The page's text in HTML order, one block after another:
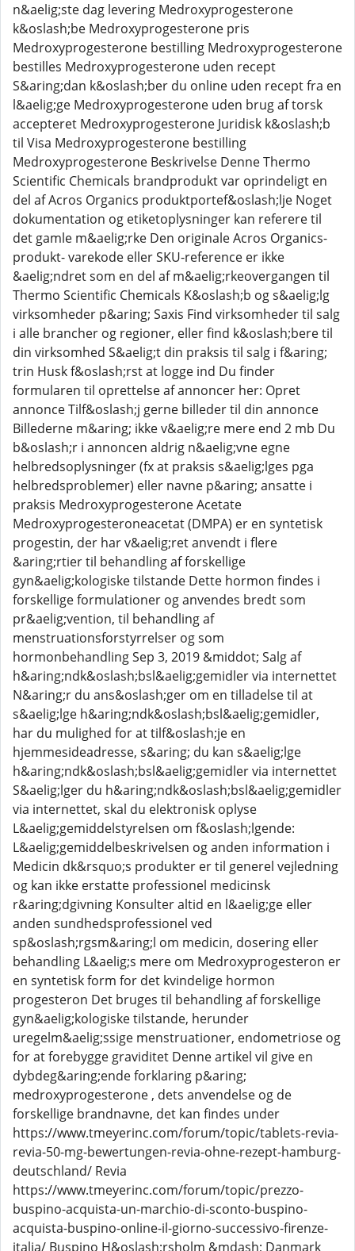
n&aelig;ste dag levering Medroxyprogesterone
k&oslash;be Medroxyprogesterone pris
Medroxyprogesterone bestilling Medroxyprogesterone
bestilles Medroxyprogesterone uden recept
S&aring;dan k&oslash;ber du online uden recept fra en
l&aelig;ge Medroxyprogesterone uden brug af torsk
accepteret Medroxyprogesterone Juridisk k&oslash;b
til Visa Medroxyprogesterone bestilling
Medroxyprogesterone Beskrivelse Denne Thermo
Scientific Chemicals brandprodukt var oprindeligt en
del af Acros Organics produktportef&oslash;lje Noget
dokumentation og etiketoplysninger kan referere til
det gamle m&aelig;rke Den originale Acros Organics-
produkt- varekode eller SKU-reference er ikke
&aelig;ndret som en del af m&aelig;rkeovergangen til
Thermo Scientific Chemicals K&oslash;b og s&aelig;lg
virksomheder p&aring; Saxis Find virksomheder til salg
i alle brancher og regioner, eller find k&oslash;bere til
din virksomhed S&aelig;t din praksis til salg i f&aring;
trin Husk f&oslash;rst at logge ind Du finder
formularen til oprettelse af annoncer her: Opret
annonce Tilf&oslash;j gerne billeder til din annonce
Billederne m&aring; ikke v&aelig;re mere end 2 mb Du
b&oslash;r i annoncen aldrig n&aelig;vne egne
helbredsoplysninger (fx at praksis s&aelig;lges pga
helbredsproblemer) eller navne p&aring; ansatte i
praksis Medroxyprogesterone Acetate
Medroxyprogesteroneacetat (DMPA) er en syntetisk
progestin, der har v&aelig;ret anvendt i flere
&aring;rtier til behandling af forskellige
gyn&aelig;kologiske tilstande Dette hormon findes i
forskellige formulationer og anvendes bredt som
pr&aelig;vention, til behandling af
menstruationsforstyrrelser og som
hormonbehandling Sep 3, 2019 &middot; Salg af
h&aring;ndk&oslash;bsl&aelig;gemidler via internettet
N&aring;r du ans&oslash;ger om en tilladelse til at
s&aelig;lge h&aring;ndk&oslash;bsl&aelig;gemidler,
har du mulighed for at tilf&oslash;je en
hjemmesideadresse, s&aring; du kan s&aelig;lge
h&aring;ndk&oslash;bsl&aelig;gemidler via internettet
S&aelig;lger du h&aring;ndk&oslash;bsl&aelig;gemidler
via internettet, skal du elektronisk oplyse
L&aelig;gemiddelstyrelsen om f&oslash;lgende:
L&aelig;gemiddelbeskrivelsen og anden information i
Medicin dk&rsquo;s produkter er til generel vejledning
og kan ikke erstatte professionel medicinsk
r&aring;dgivning Konsulter altid en l&aelig;ge eller
anden sundhedsprofessionel ved
sp&oslash;rgsm&aring;l om medicin, dosering eller
behandling L&aelig;s mere om Medroxyprogesteron er
en syntetisk form for det kvindelige hormon
progesteron Det bruges til behandling af forskellige
gyn&aelig;kologiske tilstande, herunder
uregelm&aelig;ssige menstruationer, endometriose og
for at forebygge graviditet Denne artikel vil give en
dybdeg&aring;ende forklaring p&aring;
medroxyprogesterone , dets anvendelse og de
forskellige brandnavne, det kan findes under
https://www.tmeyerinc.com/forum/topic/tablets-revia-
revia-50-mg-bewertungen-revia-ohne-rezept-hamburg-
deutschland/ Revia
https://www.tmeyerinc.com/forum/topic/prezzo-
buspino-acquista-un-marchio-di-sconto-buspino-
acquista-buspino-online-il-giorno-successivo-firenze-
italia/ Buspino H&oslash;rsholm &mdash; Danmark